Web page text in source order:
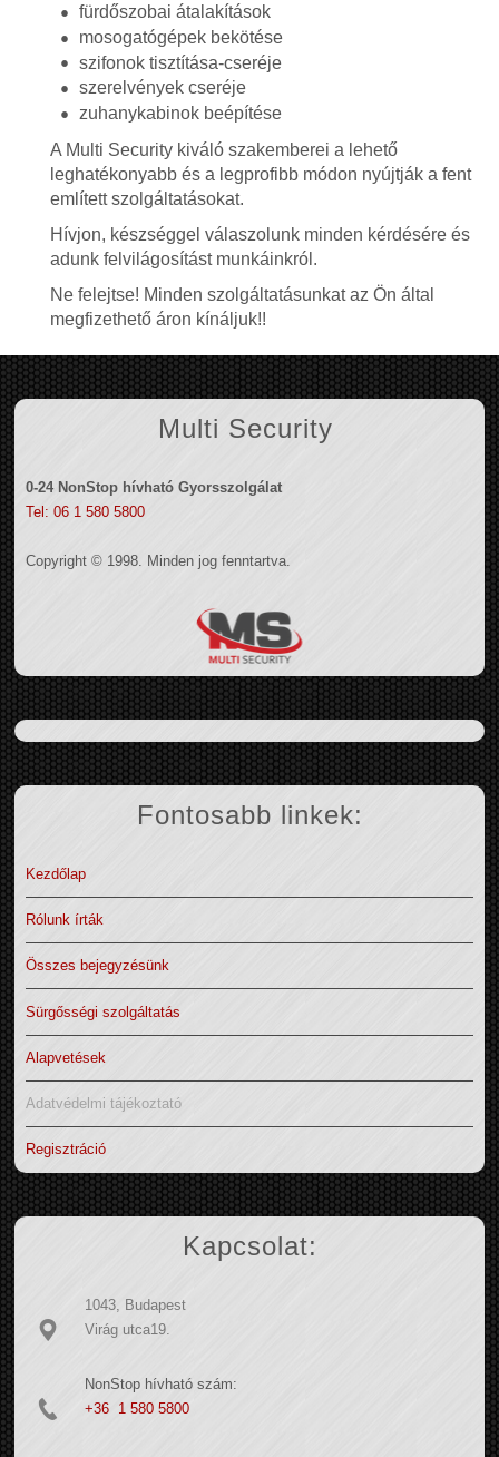
fürdőszobai átalakítások
mosogatógépek bekötése
szifonok tisztítása-cseréje
szerelvények cseréje
zuhanykabinok beépítése
A Multi Security kiváló szakemberei a lehető
leghatékonyabb és a legprofibb módon nyújtják a fent
említett szolgáltatásokat.
Hívjon, készséggel válaszolunk minden kérdésére és
adunk felvilágosítást munkáinkról.
Ne felejtse! Minden szolgáltatásunkat az Ön által
megfizethető áron kínáljuk!!
Multi Security
0-24 NonStop hívható Gyorsszolgálat
Tel: 06 1 580 5800
Copyright © 1998. Minden jog fenntartva.
Fontosabb linkek:
Kezdőlap
Rólunk írták
Összes bejegyzésünk
Sürgősségi szolgáltatás
Alapvetések
Adatvédelmi tájékoztató
Regisztráció
Kapcsolat:
1043, Budapest
Virág utca19.
NonStop hívható szám:
+36 1 580 5800